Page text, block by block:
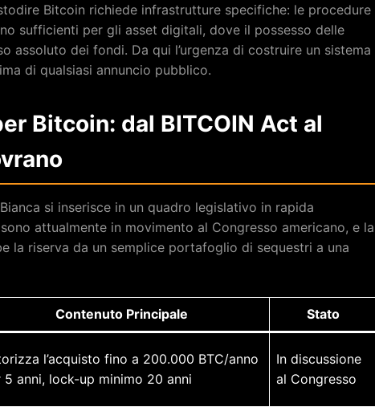
Bitcoin richiede infrastrutture specifiche: le procedure
sufficienti per gli asset digitali, dove il possesso delle
assoluto dei fondi. Da qui l’urgenza di costruire un sistema
di qualsiasi annuncio pubblico.
Bitcoin: dal BITCOIN Act al
si inserisce in un quadro legislativo in rapida
attualmente in movimento al Congresso americano, e la
la riserva da un semplice portafoglio di sequestri a una
Contenuto Principale Stato
l’acquisto fino a 200.000 BTC/anno
5 anni, lock-up minimo 20 anni
In discussione
al Congresso